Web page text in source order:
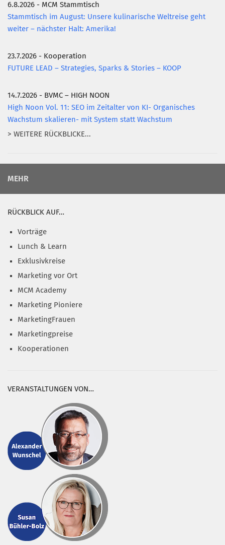
6.8.2026 - MCM Stammtisch
Stammtisch im August: Unsere kulinarische Weltreise geht
weiter – nächster Halt: Amerika!
23.7.2026 - Kooperation
FUTURE LEAD – Strategies, Sparks & Stories – KOOP
14.7.2026 - BVMC – HIGH NOON
High Noon Vol. 11: SEO im Zeitalter von KI- Organisches
Wachstum skalieren- mit System statt Wachstum
> WEITERE RÜCKBLICKE...
MEHR
RÜCKBLICK AUF…
Vorträge
Lunch & Learn
Exklusivkreise
Marketing vor Ort
MCM Academy
Marketing Pioniere
MarketingFrauen
Marketingpreise
Kooperationen
VERANSTALTUNGEN VON…